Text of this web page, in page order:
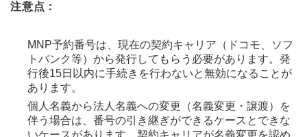
注意点：
MNP予約番号は、現在の契約キャリア（ドコモ、ソフ
トバンク等）から発行してもらう必要があります。発
行後15日以内に手続きを行わないと無効になることが
あります。
個人名義から法人名義への変更（名義変更・譲渡）を
伴う場合は、番号の引き継ぎができるケースとできな
いケースがあります。契約キャリアが名義変更を認め